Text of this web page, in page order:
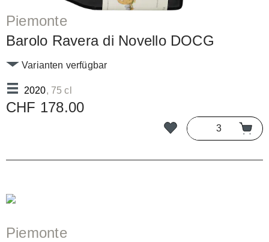
Piemonte
Barolo Ravera di Novello DOCG
2020, 75 cl
Varianten verfügbar
CHF 178.00
Piemonte